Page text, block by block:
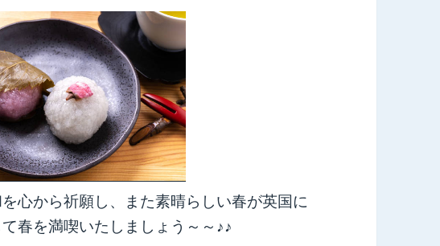
心から祈願し、また素晴らしい春が英国に
して春を満喫いたしましょう～～♪♪